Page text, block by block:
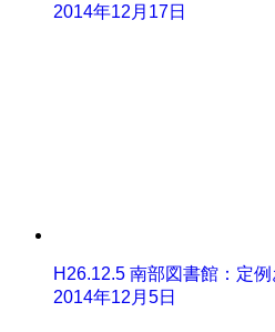
2014年12月17日
H26.12.5 南部図書館：定
2014年12月5日